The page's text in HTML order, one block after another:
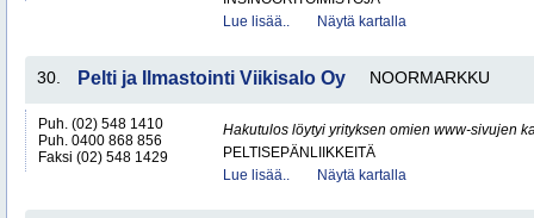
Lue lisää..
Näytä kartalla
30. Pelti ja Ilmastointi Viikisalo Oy NOORMARKKU
Puh. (02) 548 1410
Puh. 0400 868 856
Faksi (02) 548 1429
Hakutulos löytyi yrityksen omien www-sivujen
PELTISEPÄNLIIKKEITÄ
Lue lisää..
Näytä kartalla